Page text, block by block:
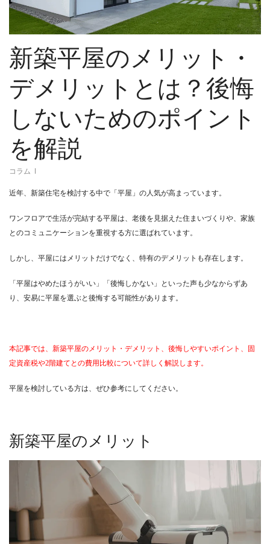
新築平屋のメリット・
デメリットとは？後悔
しないためのポイント
を解説
コラム
近年、新築住宅を検討する中で「平屋」の人気が高まっています。
ワンフロアで生活が完結する平屋は、老後を見据えた住まいづくりや、家族
とのコミュニケーションを重視する方に選ばれています。
しかし、平屋にはメリットだけでなく、特有のデメリットも存在します。
「平屋はやめたほうがいい」「後悔しかない」といった声も少なからずあ
り、安易に平屋を選ぶと後悔する可能性があります。
本記事では、新築平屋のメリット・デメリット、後悔しやすいポイント、固
定資産税や2階建てとの費用比較について詳しく解説します。
平屋を検討している方は、ぜひ参考にしてください。
新築平屋のメリット